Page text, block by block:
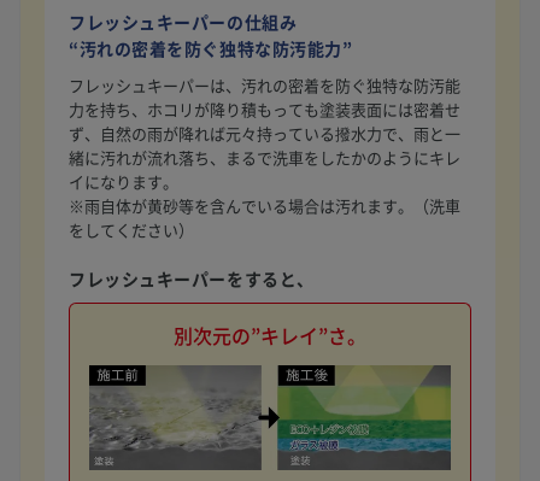
フレッシュキーパーの仕組み
“汚れの密着を防ぐ独特な防汚能力”
フレッシュキーパーは、汚れの密着を防ぐ独特な防汚能
力を持ち、ホコリが降り積もっても塗装表面には密着せ
ず、自然の雨が降れば元々持っている撥水力で、雨と一
緒に汚れが流れ落ち、まるで洗車をしたかのようにキレ
イになります。
※雨自体が黄砂等を含んでいる場合は汚れます。（洗車
をしてください）
フレッシュキーパーをすると、
別次元の”キレイ”さ。